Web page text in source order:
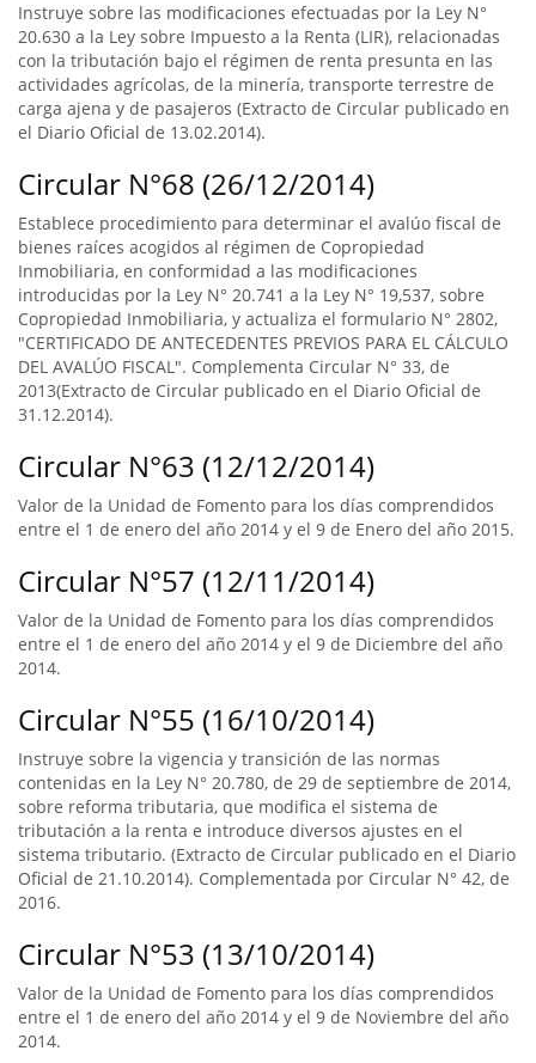
Instruye sobre las modificaciones efectuadas por la Ley N°
20.630 a la Ley sobre Impuesto a la Renta (LIR), relacionadas
con la tributación bajo el régimen de renta presunta en las
actividades agrícolas, de la minería, transporte terrestre de
carga ajena y de pasajeros (Extracto de Circular publicado en
el Diario Oficial de 13.02.2014).
Circular N°68 (26/12/2014)
Establece procedimiento para determinar el avalúo fiscal de
bienes raíces acogidos al régimen de Copropiedad
Inmobiliaria, en conformidad a las modificaciones
introducidas por la Ley N° 20.741 a la Ley N° 19,537, sobre
Copropiedad Inmobiliaria, y actualiza el formulario N° 2802,
"CERTIFICADO DE ANTECEDENTES PREVIOS PARA EL CÁLCULO
DEL AVALÚO FISCAL". Complementa Circular N° 33, de
2013(Extracto de Circular publicado en el Diario Oficial de
31.12.2014).
Circular N°63 (12/12/2014)
Valor de la Unidad de Fomento para los días comprendidos
entre el 1 de enero del año 2014 y el 9 de Enero del año 2015.
Circular N°57 (12/11/2014)
Valor de la Unidad de Fomento para los días comprendidos
entre el 1 de enero del año 2014 y el 9 de Diciembre del año
2014.
Circular N°55 (16/10/2014)
Instruye sobre la vigencia y transición de las normas
contenidas en la Ley N° 20.780, de 29 de septiembre de 2014,
sobre reforma tributaria, que modifica el sistema de
tributación a la renta e introduce diversos ajustes en el
sistema tributario. (Extracto de Circular publicado en el Diario
Oficial de 21.10.2014). Complementada por Circular N° 42, de
2016.
Circular N°53 (13/10/2014)
Valor de la Unidad de Fomento para los días comprendidos
entre el 1 de enero del año 2014 y el 9 de Noviembre del año
2014.